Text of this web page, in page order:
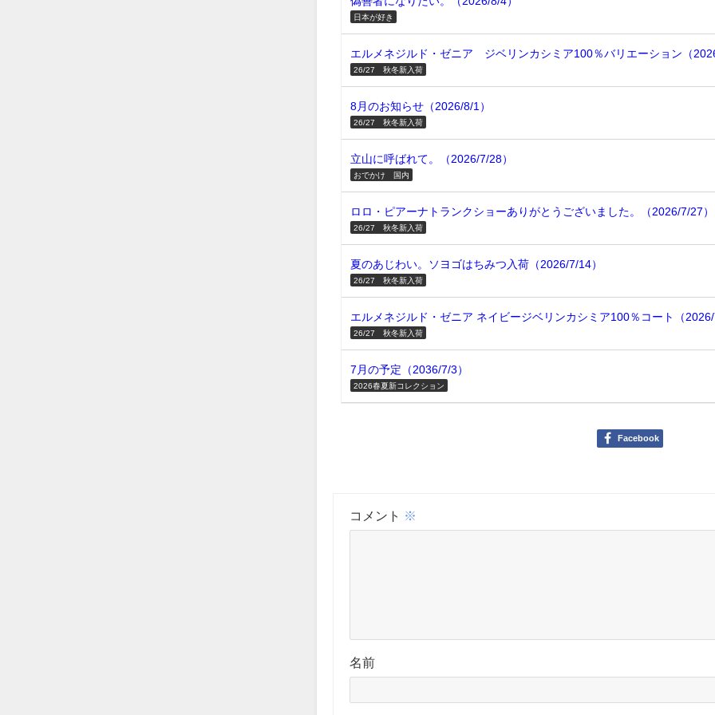
日本が好き
エルメネジルド・ゼニア ジベリンカシミア100％バリエーション（
26/27 秋冬新入荷
8月のお知らせ（2026/8/1）
26/27 秋冬新入荷
立山に呼ばれて。（2026/7/28）
おでかけ 国内
ロロ・ピアーナトランクショーありがとうございました。（2026/7/27）
26/27 秋冬新入荷
夏のあじわい。ソヨゴはちみつ入荷（2026/7/14）
26/27 秋冬新入荷
エルメネジルド・ゼニア ネイビージベリンカシミア100％コート（2026/
26/27 秋冬新入荷
7月の予定（2036/7/3）
2026春夏新コレクション
Facebook
コメント ※
名前